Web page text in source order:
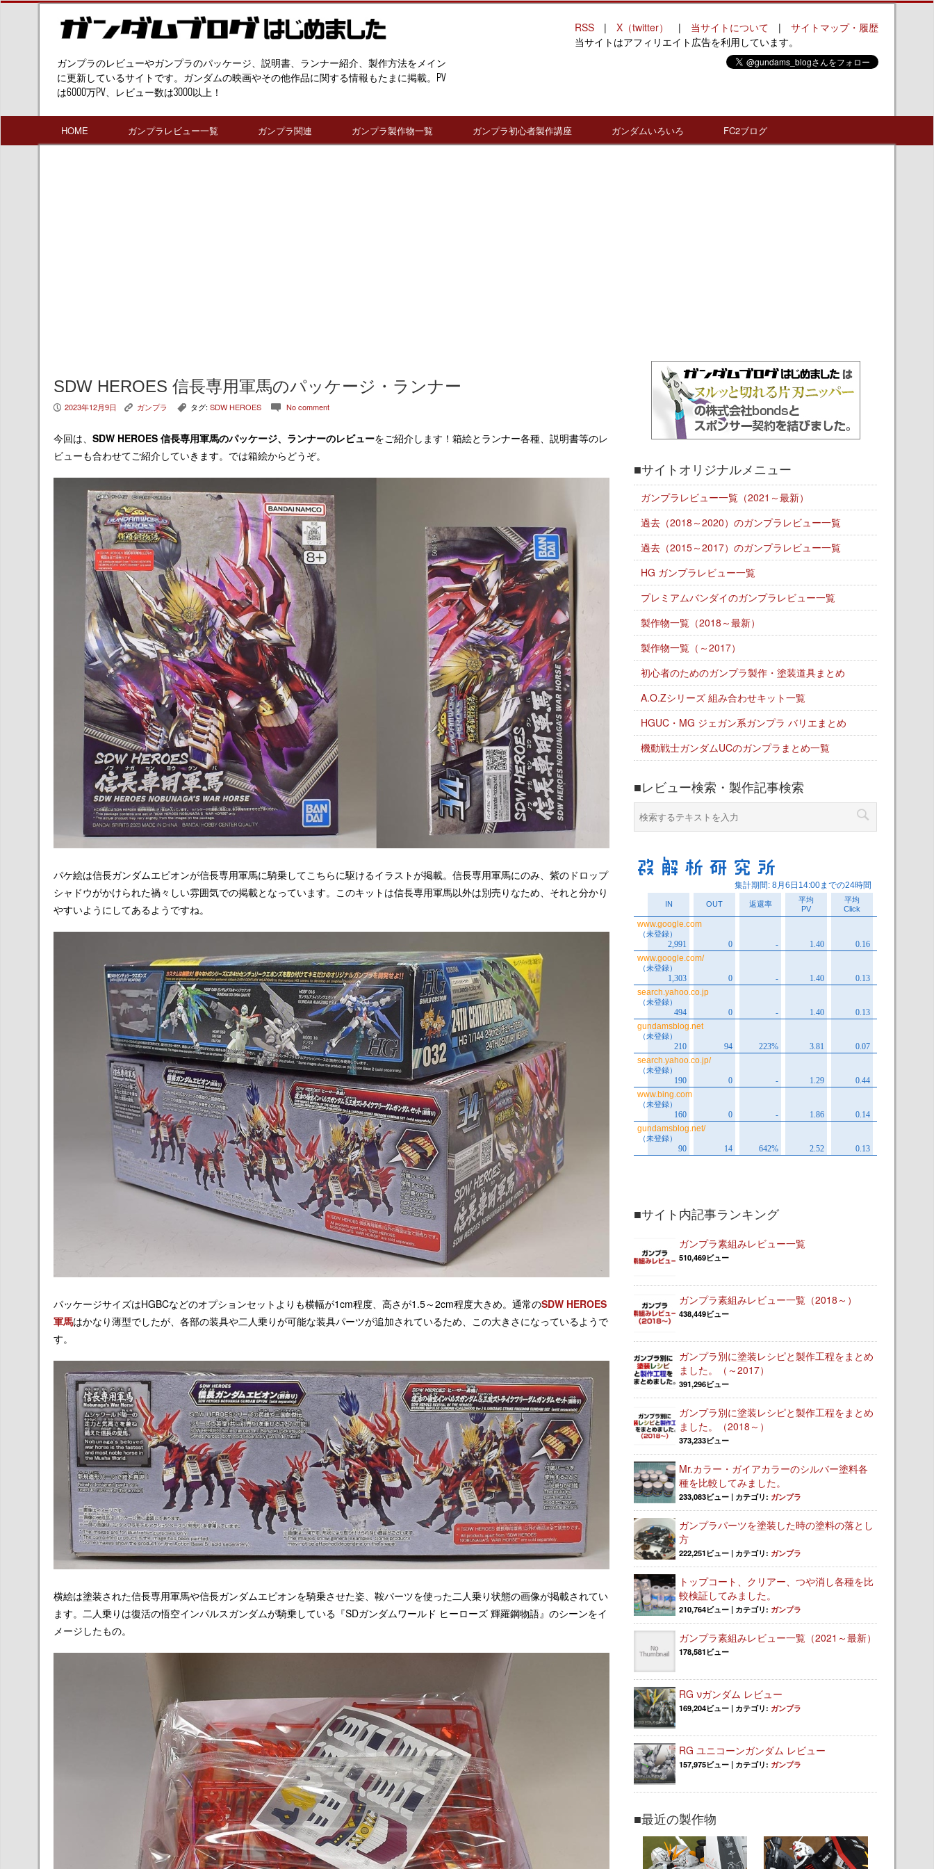
ガンプラのレビューやガンプラのパッケージ、説明書、ランナー紹介、製作方法をメイン
に更新しているサイトです。ガンダムの映画やその他作品に関する情報もたまに掲載。PV
は6000万PV、レビュー数は3000以上！
RSS | X（twitter） | 当サイトについて | サイトマップ・履歴
当サイトはアフィリエイト広告を利用しています。
HOME ガンプラレビュー一覧 ガンプラ関連 ガンプラ製作物一覧 ガンプラ初心者製作講座 ガンダムいろいろ FC2ブログ
SDW HEROES 信長専用軍馬のパッケージ・ランナー
P 2023年12月9日 K ガンプラ , タグ: SDW HEROES c No comment
今回は、 SDW HEROES 信長専用軍馬のパッケージ、ランナーのレビューをご紹介します！箱絵とランナー各種、説明書等のレ
ビューも合わせてご紹介していきます。では箱絵からどうぞ。
パケ絵は信長ガンダムエピオンが信長専用軍馬に騎乗してこちらに駆けるイラストが掲載。信長専用軍馬にのみ、紫のドロップ
シャドウがかけられた禍々しい雰囲気での掲載となっています。このキットは信長専用軍馬以外は別売りなため、それと分かり
やすいようにしてあるようですね。
パッケージサイズはHGBCなどのオプションセットよりも横幅が1cm程度、高さが1.5～2cm程度大きめ。通常のSDW HEROES
軍馬はかなり薄型でしたが、各部の装具や二人乗りが可能な装具パーツが追加されているため、この大きさになっているようで
す。
横絵は塗装された信長専用軍馬や信長ガンダムエピオンを騎乗させた姿、鞍パーツを使った二人乗り状態の画像が掲載されてい
ます。二人乗りは復活の悟空インパルスガンダムが騎乗している 『SDガンダムワールド ヒーローズ 輝羅鋼物語』のシーンをイ
メージしたもの。
■サイトオリジナルメニュー
ガンプラレビュー一覧（2021～最新）
過去（2018～2020）のガンプラレビュー一覧
過去（2015～2017）のガンプラレビュー一覧
HG ガンプラレビュー一覧
プレミアムバンダイのガンプラレビュー一覧
製作物一覧（2018～最新）
製作物一覧（～2017）
初心者のためのガンプラ製作・塗装道具まとめ
A.O.Zシリーズ 組み合わせキット一覧
HGUC・MG ジェガン系ガンプラ バリエまとめ
機動戦士ガンダムUCのガンプラまとめ一覧
■レビュー検索・製作記事検索
■サイト内記事ランキング
ガンプラ素組みレビュー一覧
510,469ビュー
ガンプラ素組みレビュー一覧（2018～）
438,449ビュー
ガンプラ別に塗装レシピと製作工程をまとめ
ました。（～2017）
391,296ビュー
ガンプラ別に塗装レシピと製作工程をまとめ
ました。（2018～）
373,233ビュー
Mr.カラー・ガイアカラーのシルバー塗料各
種を比較してみました。
233,083ビュー | カテゴリ: ガンプラ
ガンプラパーツを塗装した時の塗料の落とし
方
222,251ビュー | カテゴリ: ガンプラ
トップコート、クリアー、つや消し各種を比
較検証してみました。
210,764ビュー | カテゴリ: ガンプラ
ガンプラ素組みレビュー一覧（2021～最新）
178,581ビュー
RG νガンダム レビュー
169,204ビュー | カテゴリ: ガンプラ
RG ユニコーンガンダム レビュー
157,975ビュー | カテゴリ: ガンプラ
■最近の製作物